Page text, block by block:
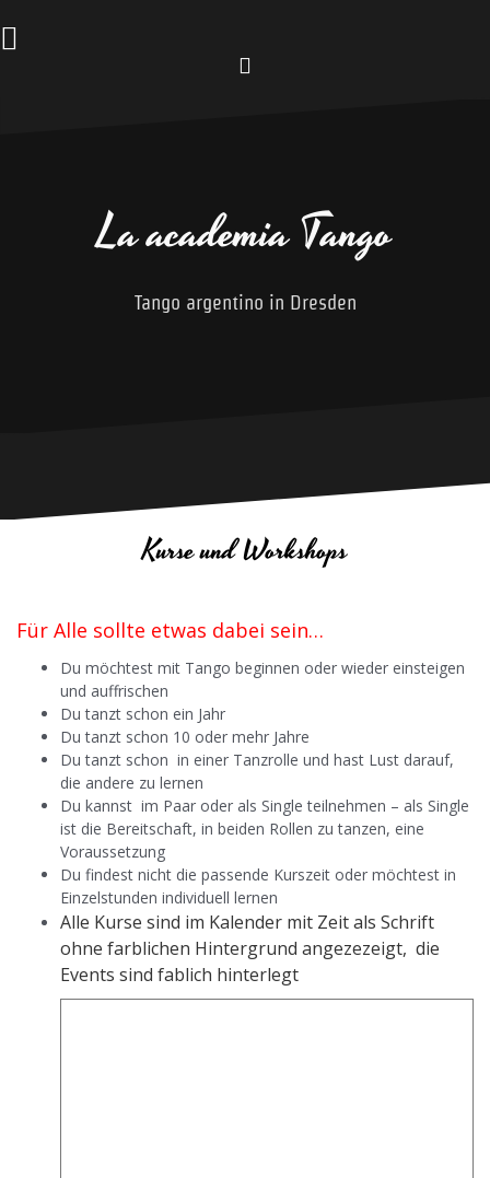
Inhalt
springen
La academia Tango
Tango argentino in Dresden
Kurse und Workshops
Für Alle sollte etwas dabei sein…
Du möchtest mit Tango beginnen oder wieder einsteigen
und auffrischen
Du tanzt schon ein Jahr
Du tanzt schon 10 oder mehr Jahre
Du tanzt schon in einer Tanzrolle und hast Lust darauf,
die andere zu lernen
Du kannst im Paar oder als Single teilnehmen – als Single
ist die Bereitschaft, in beiden Rollen zu tanzen, eine
Voraussetzung
Du findest nicht die passende Kurszeit oder möchtest in
Einzelstunden individuell lernen
Alle Kurse sind im Kalender mit Zeit als Schrift
ohne farblichen Hintergrund angezezeigt, die
Events sind fablich hinterlegt